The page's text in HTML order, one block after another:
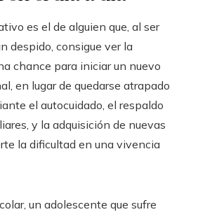
es el de alguien que, al ser
despido, consigue ver la
chance para iniciar un nuevo
en lugar de quedarse atrapado
el autocuidado, el respaldo
y la adquisición de nuevas
la dificultad en una vivencia
un adolescente que sufre